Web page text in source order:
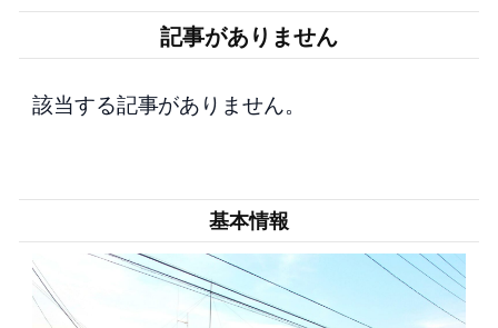
記事がありません
該当する記事がありません。
基本情報